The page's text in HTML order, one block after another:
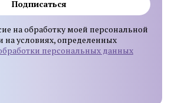
Подписаться
на обработку моей персональной
условиях, определенных
персональных данных